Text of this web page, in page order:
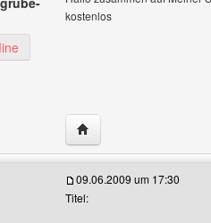
design Benutzer-Profile
kostenlos
Website dieses
09.06.2009 um 17:30
Titel: